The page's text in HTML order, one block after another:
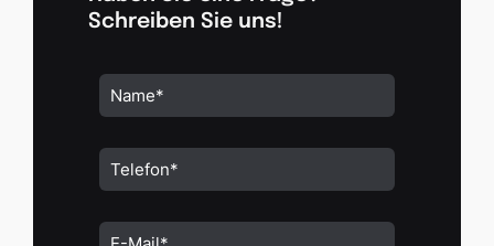
Schreiben Sie uns!